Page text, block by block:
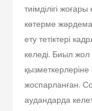
тиімділігі
көтерме
ету тетіктері
келеді. Биыл
жоспарланған.
аудандарда